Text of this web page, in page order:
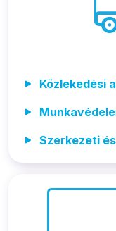
Közlekedési
Szerkezeti